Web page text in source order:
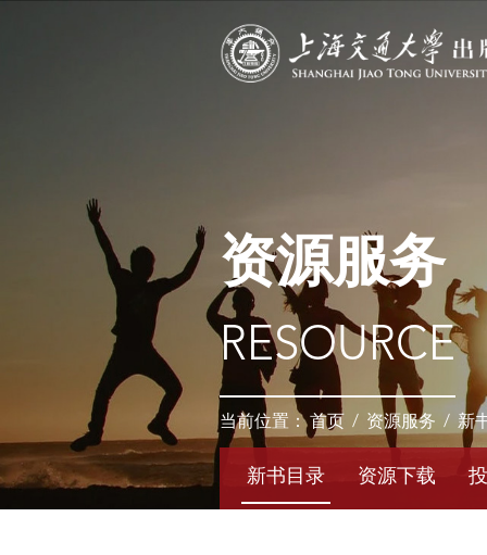
资源服务
RESOURCE
当前位置：首页 / 资源服务 / 新
新书目录 资源下载